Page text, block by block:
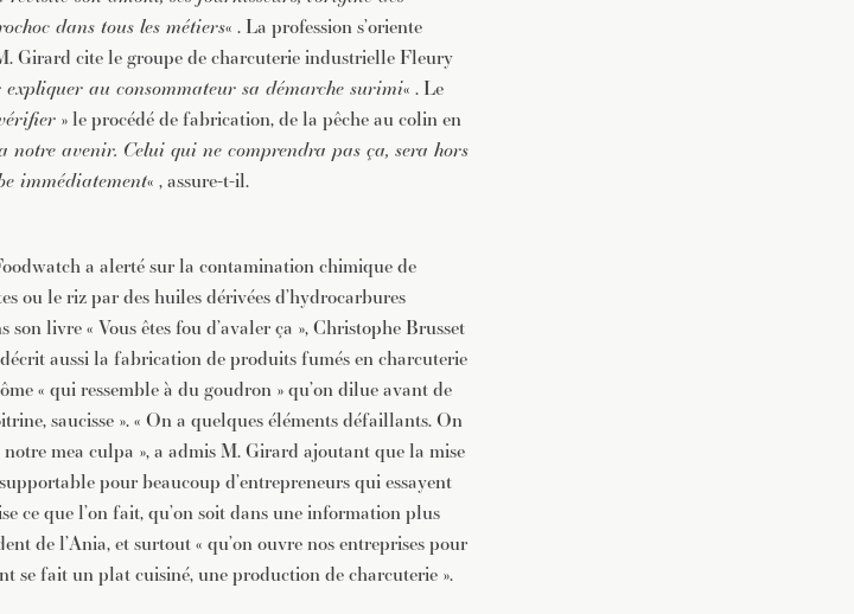
dans tous les métiers« . La profession s’oriente
Girard cite le groupe de charcuterie industrielle Fleury
au consommateur sa démarche surimi« . Le
» le procédé de fabrication, de la pêche au colin en
notre avenir. Celui qui ne comprendra pas ça, sera hors
immédiatement« , assure-t-il.
a alerté sur la contamination chimique de
ou le riz par des huiles dérivées d’hydrocarbures
livre « Vous êtes fou d’avaler ça », Christophe Brusset
aussi la fabrication de produits fumés en charcuterie
« qui ressemble à du goudron » qu’on dilue avant de
saucisse ». « On a quelques éléments défaillants. On
mea culpa », a admis M. Girard ajoutant que la mise
pour beaucoup d’entrepreneurs qui essayent
ce que l’on fait, qu’on soit dans une information plus
de l’Ania, et surtout « qu’on ouvre nos entreprises pour
se fait un plat cuisiné, une production de charcuterie ».